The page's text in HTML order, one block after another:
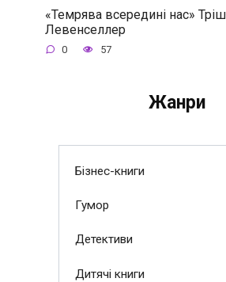
«Темрява всередині нас»
Левенселлер
0 57
Жанри
Бізнес-книги
Гумор
Детективи
Дитячі книги